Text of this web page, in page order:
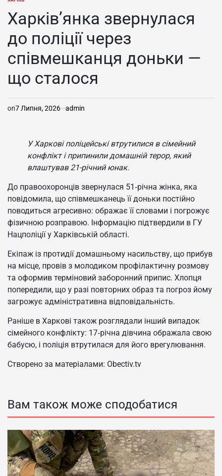
ОПУБЛІКУВАТИ
Харків’янка звернулася
до поліції через
співмешканця доньки —
що сталося
on7 Липня, 2026 admin
У Харкові поліцейські втрутилися в сімейний
конфлікт і припинили домашній терор, який
влаштував 21-річний юнак.
До правоохоронців звернулася 51‑річна жінка, яка
повідомила, що співмешканець її доньки постійно
поводиться агресивно: ображає її словами і погрожує
фізичною розправою. Інформацію підтвердили в ГУ
Нацполіції у Харківській області.
Екіпаж із протидії домашньому насильству, що прибув
на місце, провів з молодиком профілактичну розмову
та оформив терміновий заборонний припис. Хлопця
попередили, що у разі повторних образ та погроз йому
загрожує адміністративна відповідальність.
Раніше в Харкові також розглядали інший випадок
сімейного конфлікту: 17‑річна дівчина ображала свою
бабусю, і поліція втрутилася для його врегулювання.
Створено за матеріалами: Obectiv.tv
Вам також може сподобатися